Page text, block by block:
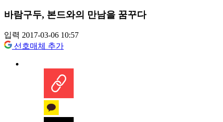
바람구두, 본드와의 만남을 꿈꾸다
입력 2017-03-06 10:57
선호매체 추가